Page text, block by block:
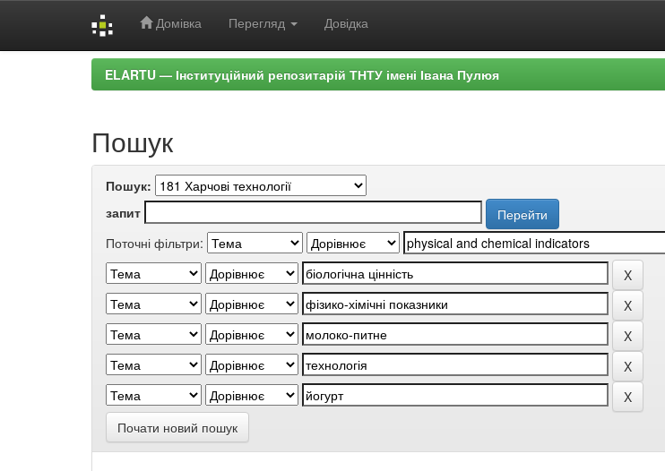
Домівка Перегляд Довідка
ELARTU — Інституційний репозитарій ТНТУ імені Івана Пулюя
Пошук
Пошук:
запит
Поточні фільтри:
Почати новий пошук